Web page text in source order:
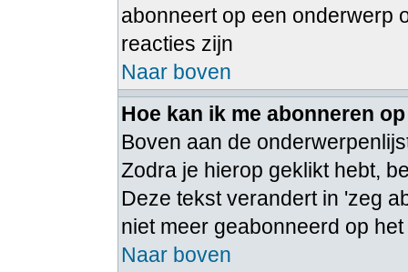
abonneert op een onderwerp
reacties zijn
Naar boven
Hoe kan ik me abonneren
Boven aan de
Zodra je hierop geklikt hebt,
Deze tekst verandert in 'zeg
niet meer geabonneerd op
Naar boven